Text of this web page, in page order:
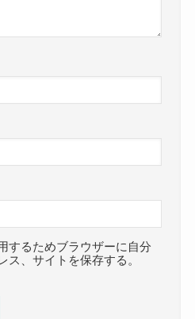
するためブラウザーに自分
ス、サイトを保存する。